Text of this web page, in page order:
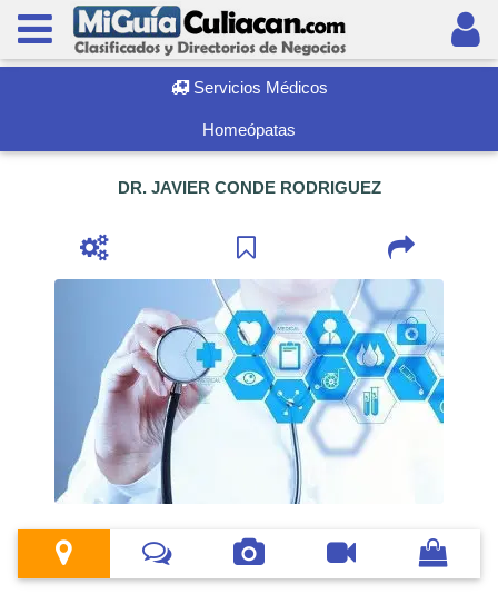
Servicios Médicos
Homeópatas
DR. JAVIER CONDE RODRIGUEZ